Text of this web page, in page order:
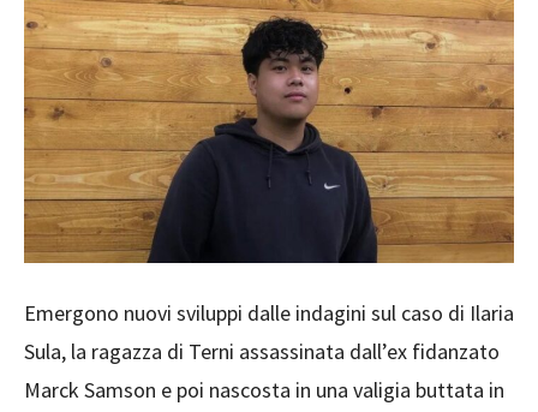
Emergono nuovi sviluppi dalle indagini sul caso di Ilaria
Sula, la ragazza di Terni assassinata dall’ex fidanzato
Marck Samson e poi nascosta in una valigia buttata in